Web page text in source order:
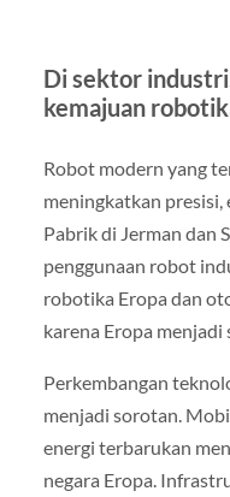
Di sektor
kemajuan
Robot modern yang
meningkatkan presisi,
Pabrik di Jerman dan
penggunaan robot
robotika Eropa dan
karena Eropa
Perkembangan
menjadi sorotan.
energi terbarukan
negara Eropa.